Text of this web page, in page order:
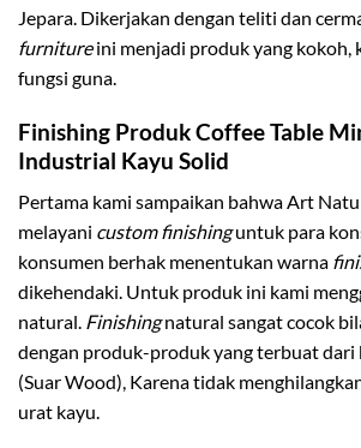
Jepara. Dikerjakan dengan teliti dan
furnitureini menjadi produk yang kokoh,
fungsi guna.
Finishing Produk Coffee Table
Industrial Kayu Solid
Pertama kami sampaikan bahwa Art
melayani custom finishinguntuk para
konsumen berhak menentukan warna
dikehendaki. Untuk produk ini kami
natural. Finishingnatural sangat cocok
dengan produk-produk yang terbuat dari
(Suar Wood), Karena tidak
urat kayu.